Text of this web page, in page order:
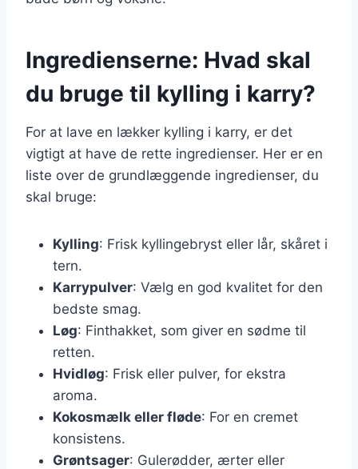
Ingredienserne: Hvad skal
du bruge til kylling i karry?
For at lave en lækker kylling i karry, er det
vigtigt at have de rette ingredienser. Her er en
liste over de grundlæggende ingredienser, du
skal bruge:
Kylling: Frisk kyllingebryst eller lår, skåret i
tern.
Karrypulver: Vælg en god kvalitet for den
bedste smag.
Løg: Finthakket, som giver en sødme til
retten.
Hvidløg: Frisk eller pulver, for ekstra
aroma.
Kokosmælk eller fløde: For en cremet
konsistens.
Grøntsager: Gulerødder, ærter eller